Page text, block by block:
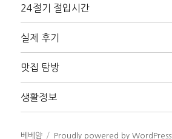
24절기 절입시간
실제 후기
맛집 탐방
생활정보
베베얌 Proudly powered by WordPress